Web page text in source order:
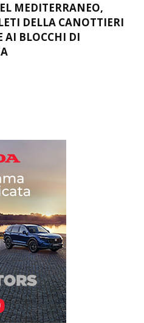
MEDITERRANEO,
DELLA CANOTTIERI
AI BLOCCHI DI